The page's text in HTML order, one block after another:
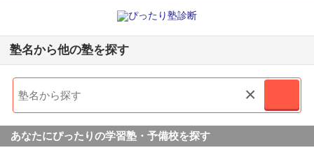
塾名から他の塾を探す
×
あなたにぴったりの学習塾・予備校を探す